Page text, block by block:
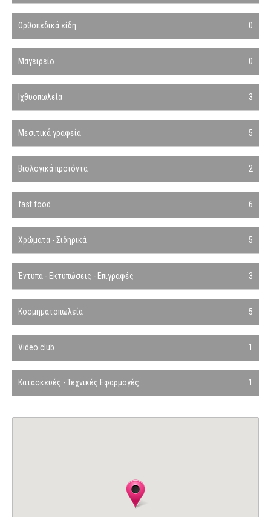
Ορθοπεδικά είδη 0
Μαγειρείο 0
Ιχθυοπωλεία 3
Μεσιτικά γραφεία 5
Βιολογικά προϊόντα 2
fast food 6
Χρώματα - Σιδηρικά 5
Έντυπα - Εκτυπώσεις - Επιγραφές 3
Κοσμηματοπωλεία 5
Video club 1
Κατασκευές - Τεχνικές Εφαρμογές 1